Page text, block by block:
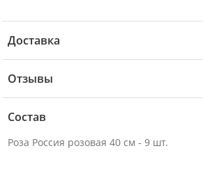
Доставка
Отзывы
Состав
Роза Россия розовая 40 см - 9 шт.